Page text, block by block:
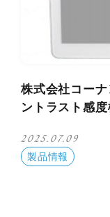
株式会社コー
ントラスト感
2025.07.09
製品情報